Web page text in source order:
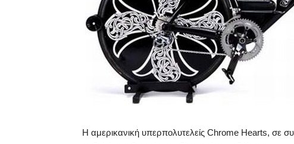
Η αμερικανική υπερπολυτελείς Chrome Hearts, σε